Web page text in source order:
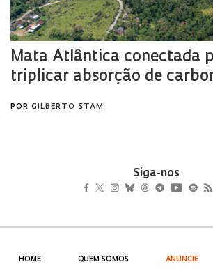
Siga-nos
HOME QUEM SOMOS ANUNCIE